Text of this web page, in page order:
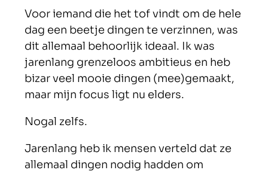
Voor iemand die het tof vindt om de hele
dag een beetje dingen te verzinnen, was
dit allemaal behoorlijk ideaal. Ik was
jarenlang grenzeloos ambitieus en heb
bizar veel mooie dingen (mee)gemaakt,
maar mijn focus ligt nu elders.
Nogal zelfs.
Jarenlang heb ik mensen verteld dat ze
allemaal dingen nodig hadden om